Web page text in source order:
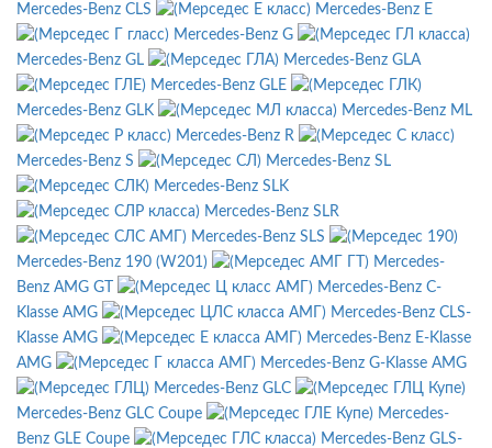
Mercedes-Benz CLS
Mercedes-Benz E
Mercedes-Benz G
Mercedes-Benz GL
Mercedes-Benz GLA
Mercedes-Benz GLE
Mercedes-Benz GLK
Mercedes-Benz ML
Mercedes-Benz R
Mercedes-Benz S
Mercedes-Benz SL
Mercedes-Benz SLK
Mercedes-Benz SLR
Mercedes-Benz SLS
Mercedes-Benz 190 (W201)
Mercedes-
Benz AMG GT
Mercedes-Benz C-
Klasse AMG
Mercedes-Benz CLS-
Klasse AMG
Mercedes-Benz E-Klasse
AMG
Mercedes-Benz G-Klasse AMG
Mercedes-Benz GLC
Mercedes-Benz GLC Coupe
Mercedes-
Benz GLE Coupe
Mercedes-Benz GLS-